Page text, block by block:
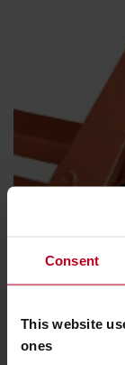
Consent
This website
ones
Die Toyota